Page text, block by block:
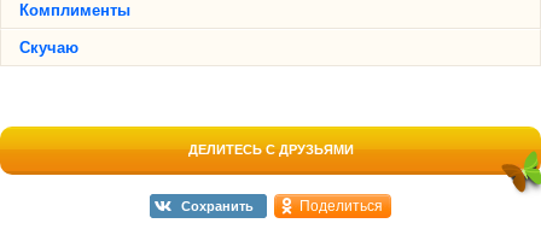
Комплименты
Скучаю
ДЕЛИТЕСЬ С ДРУЗЬЯМИ
Сохранить Поделиться